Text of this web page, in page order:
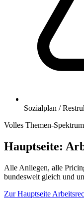
Sozialplan /
Volles Themen-Spektrum
Hauptseite:
Alle Anliegen, alle
bundesweit gleich und
Zur Hauptseite